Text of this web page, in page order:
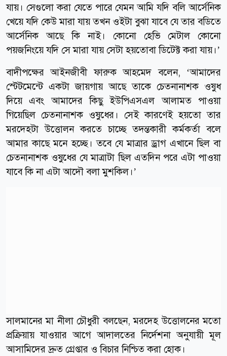
যায়। সেগুলো করা যেতে পারে যেমন আমি যদি বলি আর্সেনিক
খেয়ে যদি কেউ মারা যায় তখন ওইটা বুঝা যাবে যে তার বডিতে
আর্সেনিক আছে কি নাই। কোনো হেভি মেটাল কোনো
পয়জনিংয়ে যদি সে মারা যায় সেটা হয়তোবা ডিটেক্ট করা যায়।’
বাদীপক্ষের আইনজীবী ফারুক আহমেদ বলেন, ‘আমাদের
স্টেটমেন্টে একটা জায়গায় আছে তাকে চেতনানাশক ওষুধ
দিয়ে এবং আমাদের কিছু ইউপিএসএল আলামত পাওয়া
গিয়েছিল চেতনানাশক ওষুধের। সেই কারণেই হয়তো তার
মরদেহটা উত্তোলন করতে চাচ্ছে তদন্তকারী কর্মকর্তা বলে
আমার কাছে মনে হচ্ছে। তবে যে মাত্রার ড্রাগ এখানে ছিল বা
চেতনানাশক ওষুধের যে মাত্রাটা ছিল এতদিন পরে এটা পাওয়া
যাবে কি না এটা আদৌ বলা মুশকিল।’
সালমানের মা নীলা চৌধুরী বলছেন, মরদেহ উত্তোলনের মতো
প্রক্রিয়ায় যাওয়ার আগে আদালতের নির্দেশনা অনুযায়ী মূল
আসামিদের দ্রুত গ্রেপ্তার ও বিচার নিশ্চিত করা হোক।